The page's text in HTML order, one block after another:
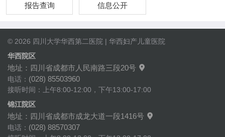
报告查询 信息公开
© 2026 四川大学华西第二医院 | 华西妇产儿童医院
华西院区
地址：四川省成都市人民南路三段20号 
电话： (028) 85503960
接听时间：上午8:00-12:00，下午13:00-17:00
锦江院区
地址：四川省成都市成龙大道一段1416号 
电话： (028) 88570307